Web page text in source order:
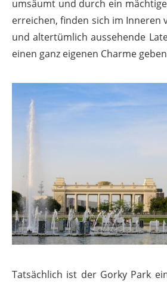
umsäumt und durch ein
erreichen, finden sich im Inneren
und altertümlich aussehende
einen ganz eigenen Charme
Tatsächlich ist der Gorky Park